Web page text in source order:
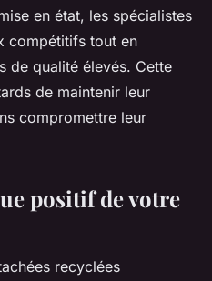
en état, les spécialistes
compétitifs tout en
de qualité élevés. Cette
de maintenir leur
compromettre leur
positif de votre
recyclées